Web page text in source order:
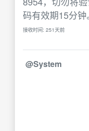
码有效期15分钟
接收时间: 251天前
@System